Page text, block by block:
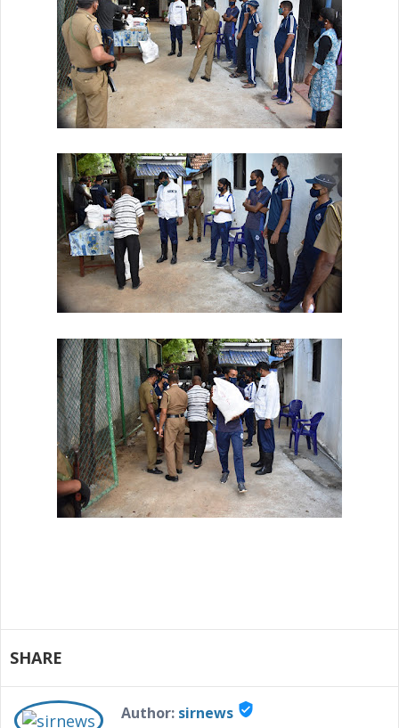
SHARE
Author: sirnews verified_user